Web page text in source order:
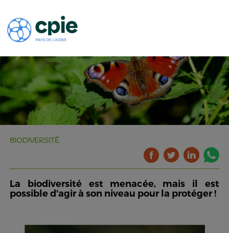
BIODIVERSITÉ
La biodiversité est menacée, mais il est
possible d'agir à son niveau pour la protéger !